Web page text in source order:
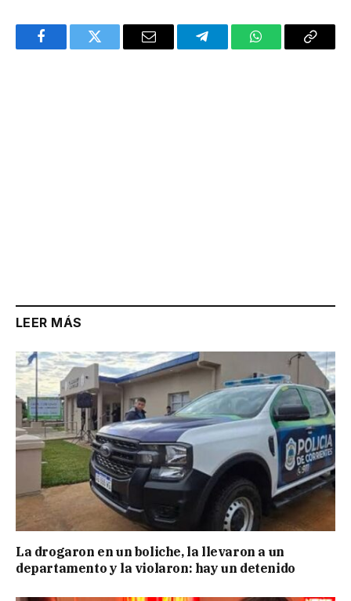
FacebookTwitter Email TelegramWhatsAppCopy
LEER MÁS
La drogaron en un boliche, la llevaron a un
departamento y la violaron: hay un detenido